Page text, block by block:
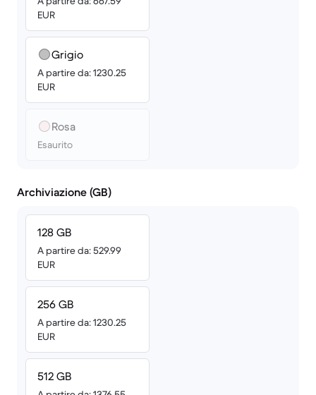
EUR
Grigio
A partire da: 1230.25
EUR
Rosa
Esaurito
Archiviazione (GB)
128 GB
A partire da: 529.99
EUR
256 GB
A partire da: 1230.25
EUR
512 GB